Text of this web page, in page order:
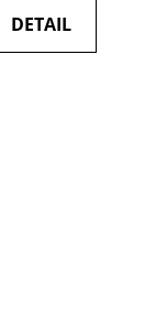
DETAIL